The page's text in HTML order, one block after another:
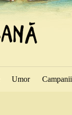
Umor Campanii